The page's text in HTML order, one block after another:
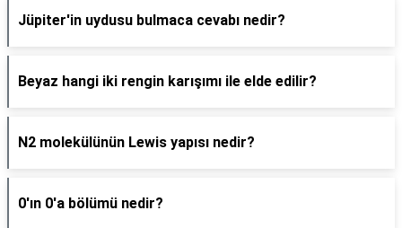
Jüpiter'in uydusu bulmaca cevabı nedir?
Beyaz hangi iki rengin karışımı ile elde edilir?
N2 molekülünün Lewis yapısı nedir?
0'ın 0'a bölümü nedir?